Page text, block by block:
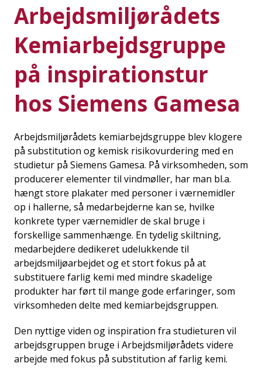
Arbejdsmiljørådets
Kemiarbejdsgruppe
på inspirationstur
hos Siemens Gamesa
Arbejdsmiljørådets kemiarbejdsgruppe blev klogere
på substitution og kemisk risikovurdering med en
studietur på Siemens Gamesa. På virksomheden, som
producerer elementer til vindmøller, har man bl.a.
hængt store plakater med personer i værnemidler
op i hallerne, så medarbejderne kan se, hvilke
konkrete typer værnemidler de skal bruge i
forskellige sammenhænge. En tydelig skiltning,
medarbejdere dedikeret udelukkende til
arbejdsmiljøarbejdet og et stort fokus på at
substituere farlig kemi med mindre skadelige
produkter har ført til mange gode erfaringer, som
virksomheden delte med kemiarbejdsgruppen.
Den nyttige viden og inspiration fra studieturen vil
arbejdsgruppen bruge i Arbejdsmiljørådets videre
arbejde med fokus på substitution af farlig kemi.